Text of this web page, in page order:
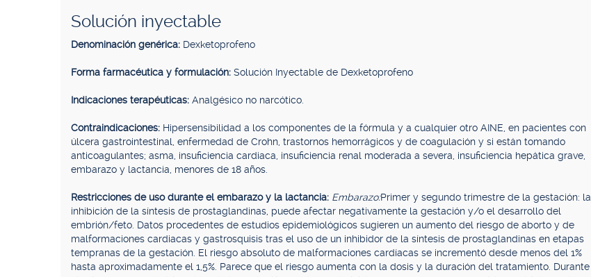
Solución inyectable
Denominación genérica: Dexketoprofeno
Forma farmacéutica y formulación: Solución Inyectable de Dexketoprofeno
Indicaciones terapéuticas: Analgésico no narcótico.
Contraindicaciones: Hipersensibilidad a los componentes de la fórmula y a cualquier otro AINE, en pacientes con
úlcera gastrointestinal, enfermedad de Crohn, trastornos hemorrágicos y de coagulación y si están tomando
anticoagulantes; asma, insuficiencia cardiaca, insuficiencia renal moderada a severa, insuficiencia hepática grave,
embarazo y lactancia, menores de 18 años.
Restricciones de uso durante el embarazo y la lactancia: Embarazo:Primer y segundo trimestre de la gestación: la
inhibición de la síntesis de prostaglandinas, puede afectar negativamente la gestación y/o el desarrollo del
embrión/feto. Datos procedentes de estudios epidemiológicos sugieren un aumento del riesgo de aborto y de
malformaciones cardiacas y gastrosquisis tras el uso de un inhibidor de la síntesis de prostaglandinas en etapas
tempranas de la gestación. El riesgo absoluto de malformaciones cardíacas se incrementó desde menos del 1%
hasta aproximadamente el 1,5%. Parece que el riesgo aumenta con la dosis y la duración del tratamiento. Durante